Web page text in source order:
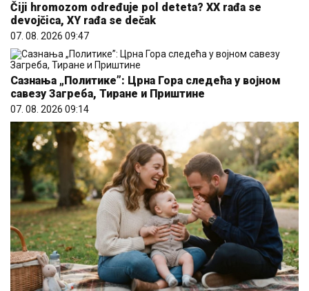
Čiji hromozom određuje pol deteta? XX rađa se
devojčica, XY rađa se dečak
07. 08. 2026 09:47
Сазнања „Политике”: Црна Гора следећа у војном
савезу Загреба, Тиране и Приштине
07. 08. 2026 09:14